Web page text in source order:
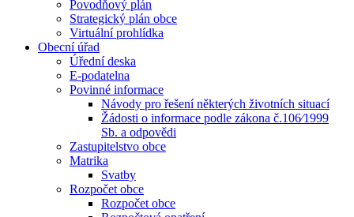
Povodňový plán
Strategický plán obce
Virtuální prohlídka
Obecní úřad
Úřední deska
E-podatelna
Povinné informace
Návody pro řešení některých životních situací
Žádosti o informace podle zákona č.106⁄1999
Sb. a odpovědi
Zastupitelstvo obce
Matrika
Svatby
Rozpočet obce
Rozpočet obce